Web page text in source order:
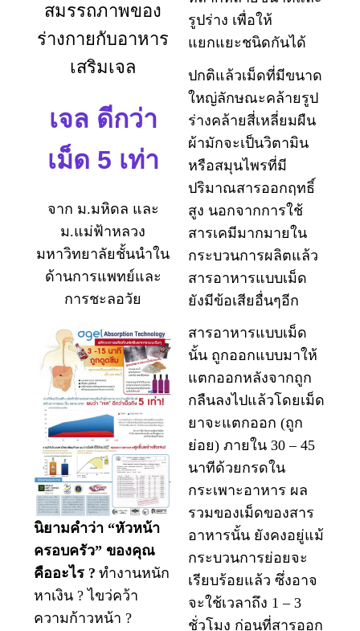
สมรรถภาพของ
ร่างกายกับอาหาร
เสริมเจล
เจล ดีกว่า
เม็ด 5 เท่า
จาก ม.มหิดล และ
ม.แม่ฟ้าหลวง
มหาวิทยาลัยชั้นนำใน
ด้านการแพทย์และ
การชะลอวัย
นิยามคำว่า “หัวหน้า
ครอบครัว” ของคุณ
คืออะไร ? ทำงานหนัก
หาเงิน ? ไขว่คว้า
ความก้าวหน้า ?
รูปร่าง เพื่อให้
แยกแยะชนิดกันได้
ปกติแล้วเม็ดที่มีขนาด
ใหญ่ลักษณะคล้ายรูป
ร่างคล้ายสี่เหลี่ยมผืน
ผ้ามักจะเป็นวิตามิน
หรือสมุนไพรที่มี
ปริมาณสารออกฤทธิ์
สูง นอกจากการใช้
สารเคมีมากมายใน
กระบวนการผลิตแล้ว
สารอาหารแบบเม็ด
ยังมีข้อเสียอื่นๆอีก
สารอาหารแบบเม็ด
นั้น ถูกออกแบบมาให้
แตกออกหลังจากถูก
กลืนลงไปแล้วโดยเม็ด
ยาจะแตกออก (ถูก
ย่อย) ภายใน 30 – 45
นาทีด้วยกรดใน
กระเพาะอาหาร ผล
รวมของเม็ดของสาร
อาหารนั้น ยังคงอยู่แม้
กระบวนการย่อยจะ
เรียบร้อยแล้ว ซึ่งอาจ
จะใช้เวลาถึง 1 – 3
ชั่วโมง ก่อนที่สารออก